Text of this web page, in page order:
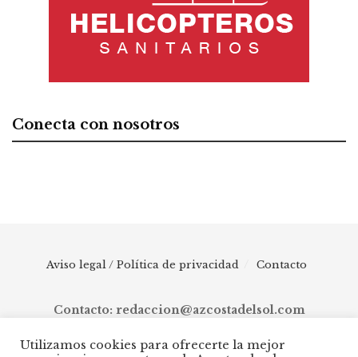
Conecta con nosotros
Aviso legal / Política de privacidad Contacto
Contacto: redaccion@azcostadelsol.com
Utilizamos cookies para ofrecerte la mejor